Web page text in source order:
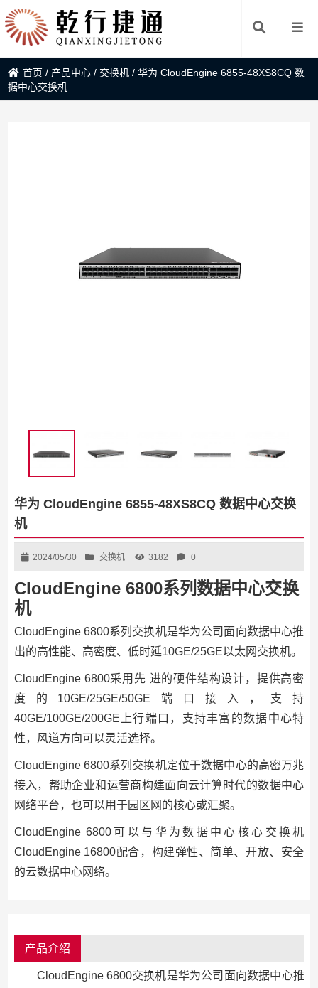
首页 / 产品中心 / 交换机 /华为 CloudEngine 6855-48XS8CQ 数
据中心交换机
华为 CloudEngine 6855-48XS8CQ 数据中心交换
机
2024/05/30 交换机 3182 0
CloudEngine 6800系列数据中心交换
机
CloudEngine 6800系列交换机是华为公司面向数据中心推
出的高性能、高密度、低时延10GE/25GE以太网交换机。
CloudEngine 6800采用先 进的硬件结构设计，提供高密
度的10GE/25GE/50GE端口接入，支持
40GE/100GE/200GE上行端口，支持丰富的数据中心特
性，风道方向可以灵活选择。
CloudEngine 6800系列交换机定位于数据中心的高密万兆
接入，帮助企业和运营商构建面向云计算时代的数据中心
网络平台，也可以用于园区网的核心或汇聚。
CloudEngine 6800可以与华为数据中心核心交换机
CloudEngine 16800配合，构建弹性、简单、开放、安全
的云数据中心网络。
产品介绍
CloudEngine 6800交换机是华为公司面向数据中心推